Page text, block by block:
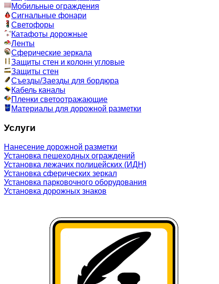
Мобильные ограждения
Сигнальные фонари
Светофоры
Катафоты дорожные
Ленты
Сферические зеркала
Защиты стен и колонн угловые
Защиты стен
Съезды/Заезды для бордюра
Кабель каналы
Пленки светоотражающие
Материалы для дорожной разметки
Услуги
Нанесение дорожной разметки
Установка пешеходных ограждений
Установка лежачих полицейских (ИДН)
Установка сферических зеркал
Установка парковочного оборудования
Установка дорожных знаков